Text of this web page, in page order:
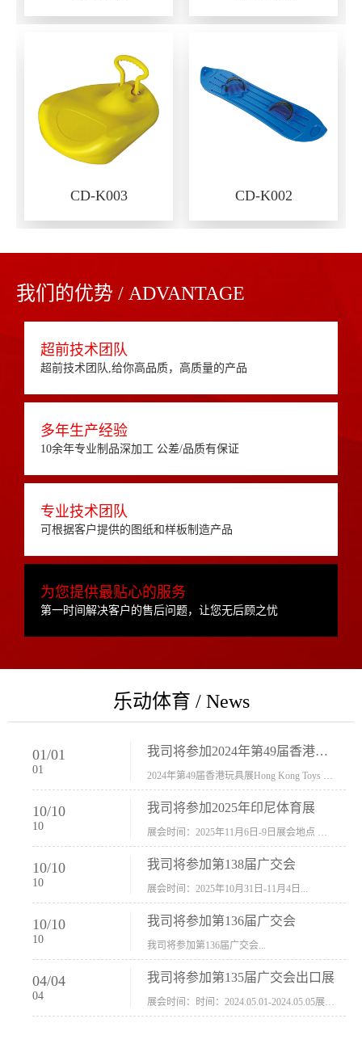
CD-K003 CD-K002
我们的优势 / ADVANTAGE
超前技术团队
超前技术团队,给你高品质，高质量的产品
多年生产经验
10余年专业制品深加工 公差/品质有保证
专业技术团队
可根据客户提供的图纸和样板制造产品
为您提供最贴心的服务
第一时间解决客户的售后问题，让您无后顾之忧
乐动体育 / News
01/01
01
我司将参加2024年第49届香港玩具展Hong Kong Toys & Games Fair 欢迎新···
10/10
10
我司将参加2025年印尼体育展
10/10
10
我司将参加第138届广交会
展会时间：2025年10月31日-11月4日...
10/10
10
我司将参加第136届广交会
我司将参加第136届广交会...
04/04
04
我司将参加第135届广交会出口展
展会时间：时间：2024.05.01-2024.05.05展会地址：中国进出口商品交易会展馆福建康莱宝公司展位号12.1G37-38、H11-12，浙江康莱宝展位号17.1B23-24、C19-20...